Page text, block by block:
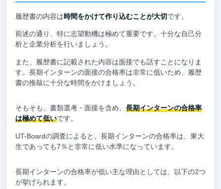
履歴書の内容は時間をかけて作り込むことが大切です。
前述の通り、特に志望動機は極めて重要です。十分な自己分
析と企業分析を行いましょう。
また、履歴書に記載された内容は面接でも話すことになりま
す。長期インターンの面接の合格率は非常に低いため、履歴
書の推敲に十分な時間をかけましょう。
そもそも、書類選考・面接を含め、 長期インターンの合格率
は極めて低いです。
UT-Boardの調査によると、長期インターンの合格率は、東大
生であっても7％と非常に低い水準になっています。
長期インターンの合格率が低い主な理由としては、以下の2つ
が挙げられます。